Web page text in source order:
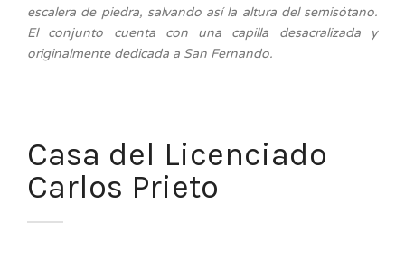
escalera de piedra, salvando así la altura del semisótano.
El conjunto cuenta con una capilla desacralizada y
originalmente dedicada a San Fernando.
Casa del Licenciado
Carlos Prieto